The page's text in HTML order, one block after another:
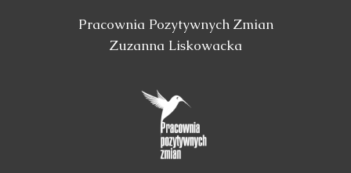
Pracownia Pozytywnych Zmian
Zuzanna Liskowacka